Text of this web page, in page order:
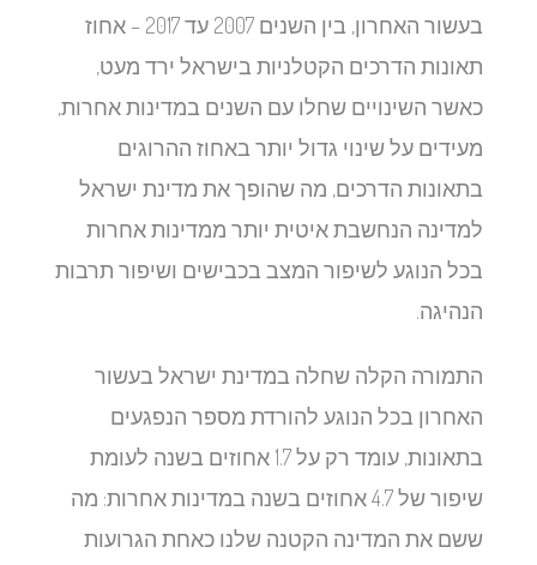
בעשור האחרון, בין השנים 2007 עד 2017 – אחוז
תאונות הדרכים הקטלניות בישראל ירד מעט,
כאשר השינויים שחלו עם השנים במדינות אחרות,
מעידים על שינוי גדול יותר באחוז ההרוגים
בתאונות הדרכים, מה שהופך את מדינת ישראל
למדינה הנחשבת איטית יותר ממדינות אחרות
בכל הנוגע לשיפור המצב בכבישים ושיפור תרבות
הנהיגה.
התמורה הקלה שחלה במדינת ישראל בעשור
האחרון בכל הנוגע להורדת מספר הנפגעים
בתאונות, עומד רק על 1.7 אחוזים בשנה לעומת
שיפור של 4.7 אחוזים בשנה במדינות אחרות: מה
ששם את המדינה הקטנה שלנו כאחת הגרועות